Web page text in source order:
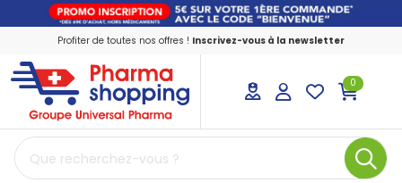
Profiter de toutes nos offres ! Inscrivez-vous à la newsletter
PharmaShopping Votre pharmacie en
0